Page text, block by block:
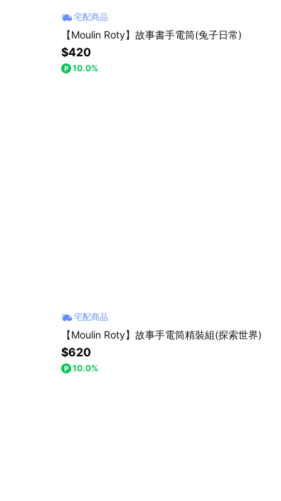
宅配商品
【Moulin Roty】故事書手電筒(兔子日常)
$420
10.0%
宅配商品
【Moulin Roty】故事手電筒精裝組(探索世界)
$620
10.0%